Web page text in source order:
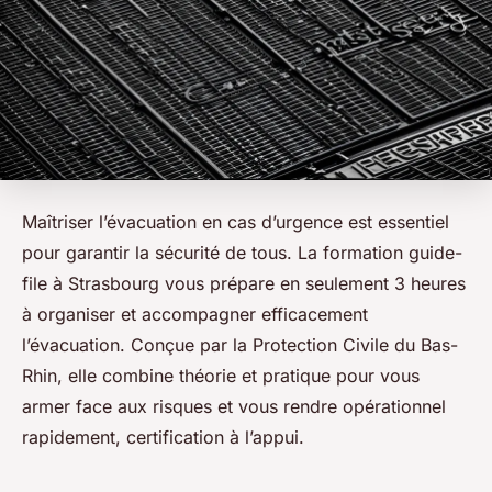
Maîtriser l’évacuation en cas d’urgence est essentiel
pour garantir la sécurité de tous. La formation guide-
file à Strasbourg vous prépare en seulement 3 heures
à organiser et accompagner efficacement
l’évacuation. Conçue par la Protection Civile du Bas-
Rhin, elle combine théorie et pratique pour vous
armer face aux risques et vous rendre opérationnel
rapidement, certification à l’appui.